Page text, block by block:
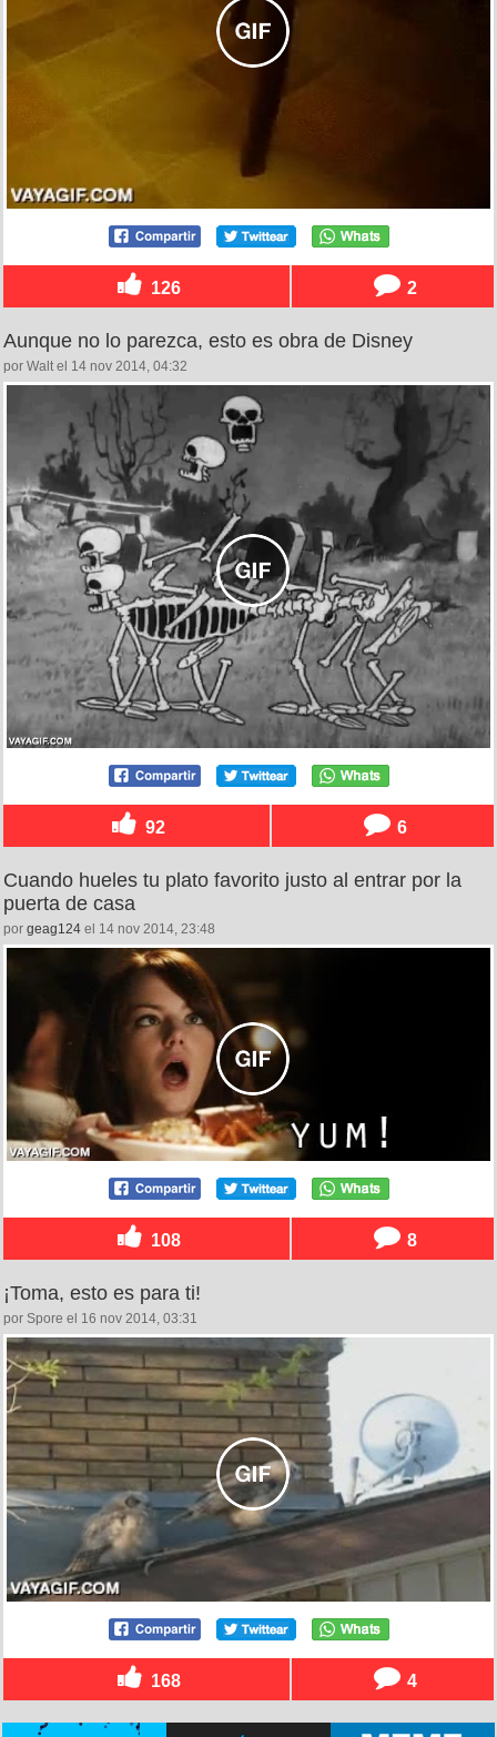
126 2
Aunque no lo parezca, esto es obra de Disney
por Walt el 14 nov 2014, 04:32
92 6
Cuando hueles tu plato favorito justo al entrar por la
puerta de casa
por geag124 el 14 nov 2014, 23:48
108 8
¡Toma, esto es para ti!
por Spore el 16 nov 2014, 03:31
168 4